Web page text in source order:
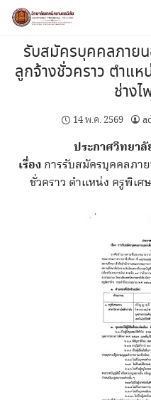
รับสมัครบุคคลภาย
ลูกจ้างชั่วคราว ตำแ
ช่าง
14 พ.ค. 2569
ประกาศวิทยา
เรื่อง การรับสมัครบุคคลภา
ชั่วคราว ตำแหน่ง ครูพิเศ